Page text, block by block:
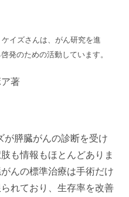
イズさんは、がん研究を進
発のための活動しています。
著
膵臓がんの診断を受け
も情報もほとんどありま
んの標準治療は手術だけ
れており、生存率を改善